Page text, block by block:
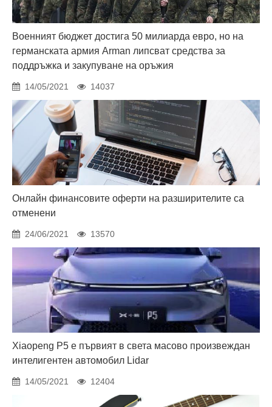
Военният бюджет достига 50 милиарда евро, но на
германската армия Arman липсват средства за
поддръжка и закупуване на оръжия
14/05/2021 14037
Онлайн финансовите оферти на разширителите са
отменени
24/06/2021 13570
Xiaopeng P5 е първият в света масово произвеждан
интелигентен автомобил Lidar
14/05/2021 12404